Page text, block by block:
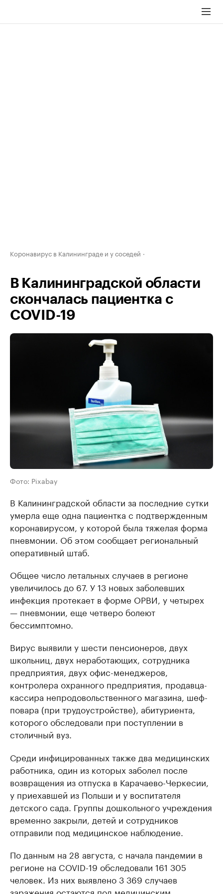
Коронавирус в Калининграде и у соседей
В Калининградской области
скончалась пациентка с
COVID-19
Фото: Pixabay
В Калининградской области за последние сутки
умерла еще одна пациентка с подтвержденным
коронавирусом, у которой была тяжелая форма
пневмонии. Об этом сообщает региональный
оперативный штаб.
Общее число летальных случаев в регионе
увеличилось до 67. У 13 новых заболевших
инфекция протекает в форме ОРВИ, у четырех
— пневмонии, еще четверо болеют
бессимптомно.
Вирус выявили у шести пенсионеров, двух
школьниц, двух неработающих, сотрудника
предприятия, двух офис-менеджеров,
контролера охранного предприятия, продавца-
кассира непродовольственного магазина, шеф-
повара (при трудоустройстве), абитуриента,
которого обследовали при поступлении в
столичный вуз.
Среди инфицированных также два медицинских
работника, один из которых заболел после
возвращения из отпуска в Карачаево-Черкесии,
у приехавшей из Польши и у воспитателя
детского сада. Группы дошкольного учреждения
временно закрыли, детей и сотрудников
отправили под медицинское наблюдение.
По данным на 28 августа, с начала пандемии в
регионе на COVID-19 обследовали 161 305
человек. Из них выявлено 3 369 случаев